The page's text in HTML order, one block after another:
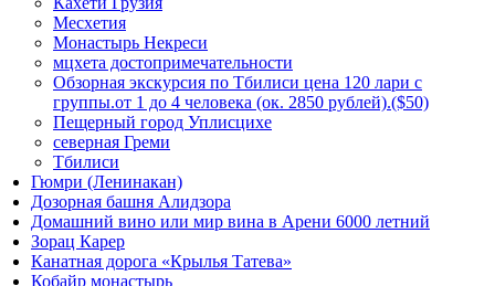
Месхетия
Монастырь Некреси
мцхета достопримечательности
Обзорная экскурсия по Тбилиси цена 120 лари с
группы.от 1 до 4 человека (ок. 2850 рублей).($50)
Пещерный город Уплисцихе
северная Греми
Тбилиси
Гюмри (Ленинакан)
Дозорная башня Алидзора
Домашний вино или мир вина в Арени 6000 летний
Зорац Карер
Канатная дорога «Крылья Татева»
Кобайр монастырь